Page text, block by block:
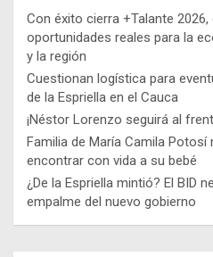
Con éxito cierra +Talante
oportunidades reales para la
y la región
Cuestionan logística para
de la Espriella en el Cauca
¡Néstor Lorenzo seguirá al
Familia de María Camila Potosí
encontrar con vida a su bebé
¿De la Espriella mintió? El BID
empalme del nuevo gobierno